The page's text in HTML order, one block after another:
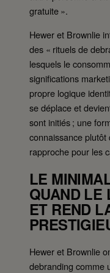
gratuite ».
Hewer et Brownlie
des « rituels de
lesquels le
significations
propre logique
se déplace et
sont initiés ; une
connaissance plutôt
rapproche pour les
LE
QUAND LE
ET REND
Hewer et Brownlie
debranding comme